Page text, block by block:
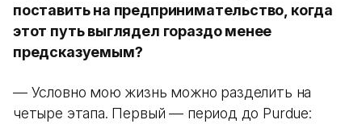
поставить на предпринимательство, когда
этот путь выглядел гораздо менее
предсказуемым?
— Условно мою жизнь можно разделить на
четыре этапа. Первый — период до Purdue: